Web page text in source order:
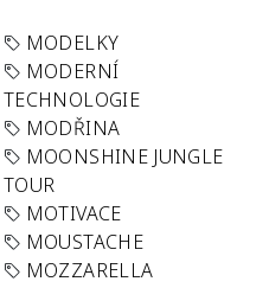
MODELKY
MODERNÍ
TECHNOLOGIE
MODŘINA
MOONSHINE JUNGLE
TOUR
MOTIVACE
MOUSTACHE
MOZZARELLA